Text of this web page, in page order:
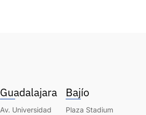
Guadalajara
Av. Universidad
Bajío
Plaza Stadium